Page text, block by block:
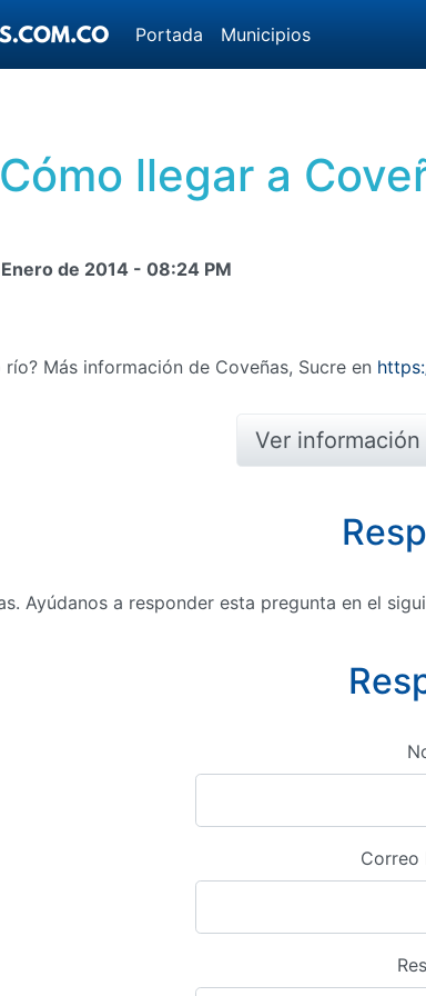
Portada Municipios
llegar a
de 2014 - 08:24 PM
Más información de Coveñas, Sucre en
Ver
Ayúdanos a responder esta pregunta en el
Correo